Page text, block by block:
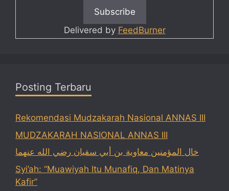
Delivered by FeedBurner
Posting Terbaru
Rekomendasi Mudzakarah Nasional ANNAS III
MUDZAKARAH NASIONAL ANNAS III
خال المؤمنين معاوية بن أبي سفيان رضي الله عنهما
Syi’ah: “Muawiyah Itu Munafiq, Dan Matinya
Kafir”